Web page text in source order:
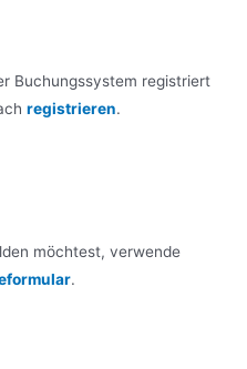
Buchungssystem registriert
registrieren.
möchtest, verwende
.